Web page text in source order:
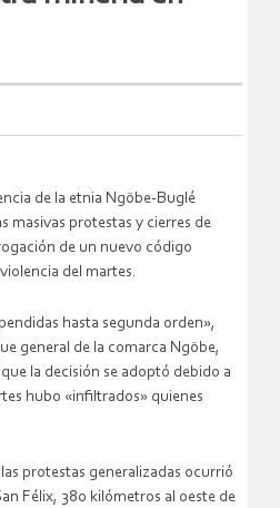
de la etnia Ngöbe-Buglé
masivas protestas y cierres de
de un nuevo código
del martes.
hasta segunda orden»,
general de la comarca Ngöbe,
la decisión se adoptó debido a
hubo «infiltrados» quienes
protestas generalizadas ocurrió
Félix, 380 kilómetros al oeste de